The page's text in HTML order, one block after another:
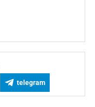
telegram